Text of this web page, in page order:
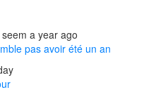
a year ago
pas avoir été un an